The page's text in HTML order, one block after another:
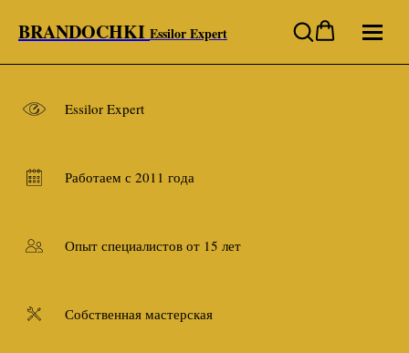
BRANDOCHKI Essilor Expert
Essilor Expert
Работаем с 2011 года
Опыт специалистов от 15 лет
Собственная мастерская